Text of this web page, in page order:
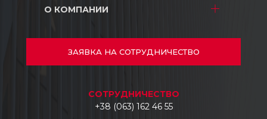
Складские комплексы
Автосалоны
Отели и гостиницы
ТРЦ и Магазины
Укладка тротуарной плитки, бордюров и
О КОМПАНИИ
Проекты
Документы
ЗАЯВКА НА СОТРУДНИЧЕСТВО
СОТРУДНИЧЕСТВО
+38 (063) 162 46 55